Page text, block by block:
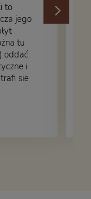
to
jego
tu
oddać
i
się